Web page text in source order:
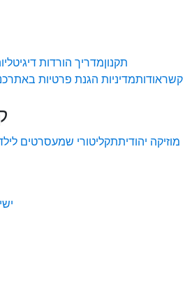
תקנוןמדריך הורדות
קשראודותמדיניות הגנת פרטיות באתר
מוזיקה יהודיתתקליטורי שמעסרטים